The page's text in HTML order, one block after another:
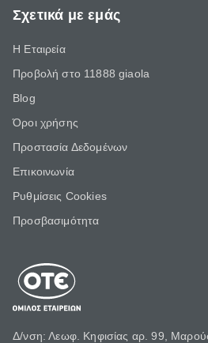
Σχετικά με εμάς
Η Εταιρεία
Προβολή στο 11888 giaola
Blog
Όροι χρήσης
Προστασία Δεδομένων
Επικοινωνία
Ρυθμίσεις Cookies
Προσβασιμότητα
Δ/νση: Λεωφ. Κηφισίας αρ. 99,